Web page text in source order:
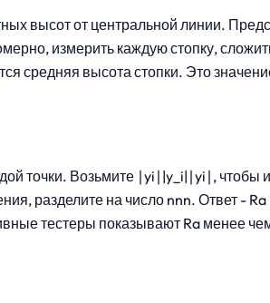
высот от центральной линии.
измерить каждую стопку,
средняя высота стопки. Это
точки. Возьмите ∣yi∣|y_i|∣yi∣, чтобы
разделите на число nnn. Ответ -
тестеры показывают Ra менее